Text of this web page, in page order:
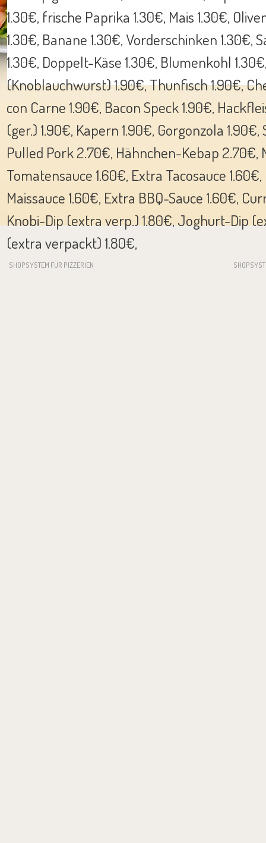
1.30€, frische Paprika 1.30€, Mais 1.30€,
1.30€, Banane 1.30€, Vorderschinken 1.30€,
1.30€, Doppelt-Käse 1.30€, Blumenkohl
(Knoblauchwurst) 1.90€, Thunfisch 1.90€,
con Carne 1.90€, Bacon Speck 1.90€,
(ger.) 1.90€, Kapern 1.90€, Gorgonzola
Pulled Pork 2.70€, Hähnchen-Kebap
Tomatensauce 1.60€, Extra Tacosauce
Maissauce 1.60€, Extra BBQ-Sauce 1.60€,
Knobi-Dip (extra verp.) 1.80€, Joghurt-Dip
(extra verpackt) 1.80€,
SHOPSYSTEM FÜR PIZZERIEN